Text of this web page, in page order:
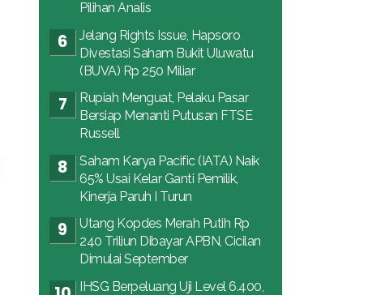
Pilihan Analis
Jelang Rights Issue, Hapsoro
Divestasi Saham Bukit Uluwatu
(BUVA) Rp 250 Miliar
Rupiah Menguat, Pelaku Pasar
Bersiap Menanti Putusan FTSE
Russell
Saham Karya Pacific (IATA) Naik
65% Usai Kelar Ganti Pemilik,
Kinerja Paruh I Turun
Utang Kopdes Merah Putih Rp
240 Triliun Dibayar APBN, Cicilan
Dimulai September
IHSG Berpeluang Uji Level 6.400,